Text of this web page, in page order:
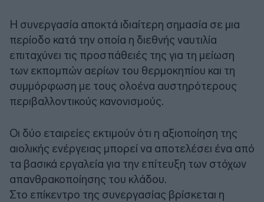
Η συνεργασία αποκτά ιδιαίτερη σημασία σε μια
περίοδο κατά την οποία η διεθνής ναυτιλία
επιταχύνει τις προσπάθειές της για τη μείωση
των εκπομπών αερίων του θερμοκηπίου και τη
συμμόρφωση με τους ολοένα αυστηρότερους
περιβαλλοντικούς κανονισμούς.
Οι δύο εταιρείες εκτιμούν ότι η αξιοποίηση της
αιολικής ενέργειας μπορεί να αποτελέσει ένα από
τα βασικά εργαλεία για την επίτευξη των στόχων
απανθρακοποίησης του κλάδου.
Στο επίκεντρο της συνεργασίας βρίσκεται η